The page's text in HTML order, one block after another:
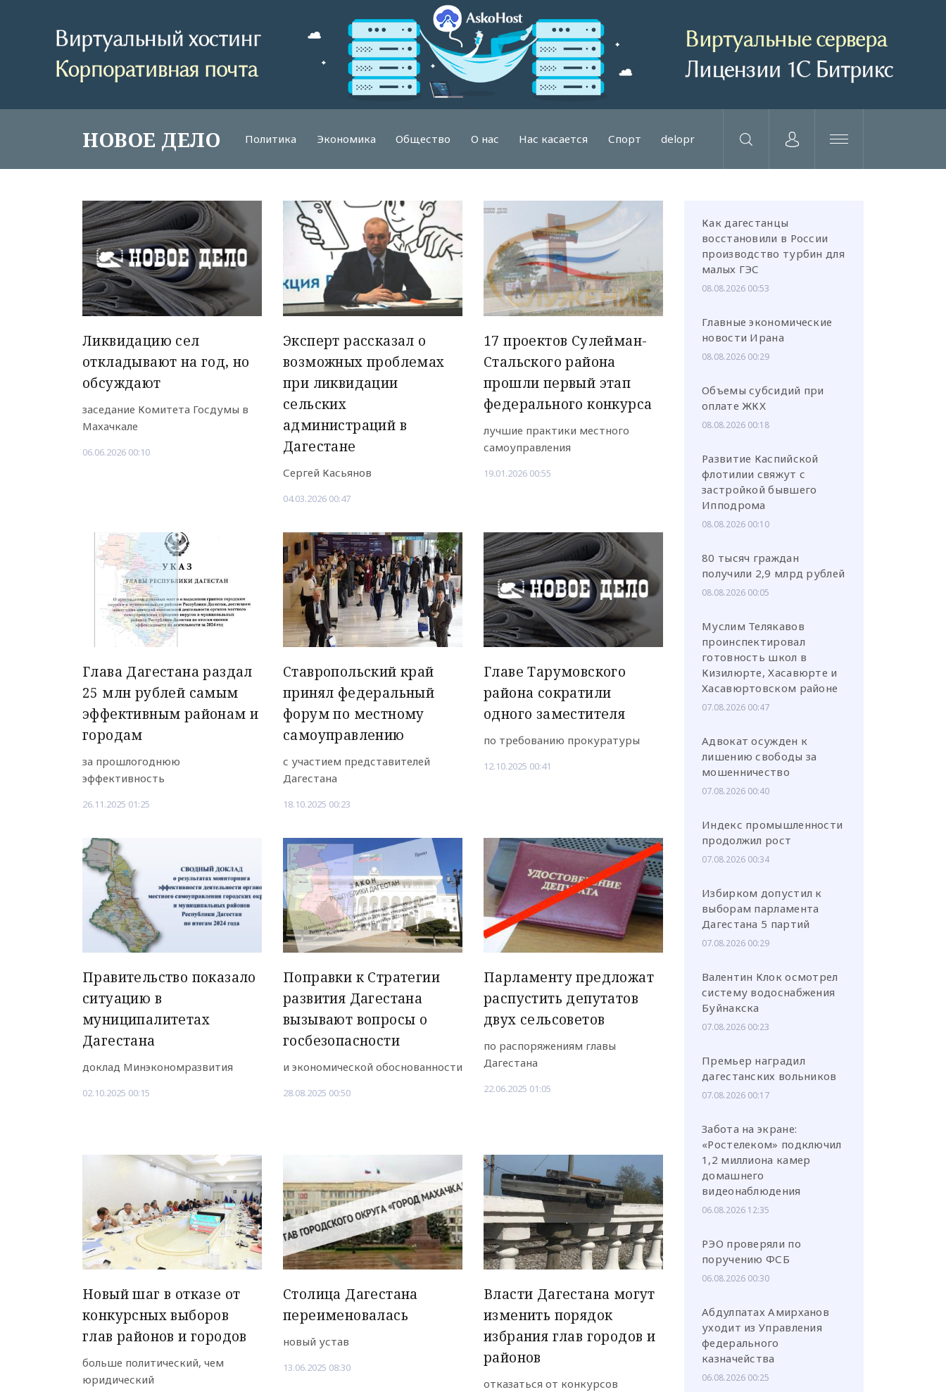
НОВОЕ ДЕЛО Политика Экономика Общество О нас Нас касается Спорт delopr
или через соц. сети
Ликвидацию сел
откладывают на год, но
обсуждают
заседание Комитета Госдумы в
Махачкале
06.06.2026 00:10
Эксперт рассказал о
возможных проблемах
при ликвидации
сельских
администраций в
Дагестане
Сергей Касьянов
04.03.2026 00:47
17 проектов Сулейман-
Стальского района
прошли первый этап
федерального конкурса
лучшие практики местного
самоуправления
19.01.2026 00:55
Глава Дагестана раздал
25 млн рублей самым
эффективным районам и
городам
за прошлогоднюю
эффективность
26.11.2025 01:25
Ставропольский край
принял федеральный
форум по местному
самоуправлению
с участием представителей
Дагестана
18.10.2025 00:23
Главе Тарумовского
района сократили
одного заместителя
по требованию прокуратуры
12.10.2025 00:41
Правительство показало
ситуацию в
муниципалитетах
Дагестана
доклад Минэкономразвития
02.10.2025 00:15
Поправки к Стратегии
развития Дагестана
вызывают вопросы о
госбезопасности
и экономической обоснованности
28.08.2025 00:50
Парламенту предложат
распустить депутатов
двух сельсоветов
по распоряжениям главы
Дагестана
22.06.2025 01:05
Новый шаг в отказе от
конкурсных выборов
глав районов и городов
больше политический, чем
юридический
Столица Дагестана
переименовалась
новый устав
13.06.2025 08:30
Власти Дагестана могут
изменить порядок
избрания глав городов и
районов
отказаться от конкурсов
Как дагестанцы
восстановили в России
производство турбин для
малых ГЭС
08.08.2026 00:53
Главные экономические
новости Ирана
08.08.2026 00:29
Объемы субсидий при
оплате ЖКХ
08.08.2026 00:18
Развитие Каспийской
флотилии свяжут с
застройкой бывшего
Ипподрома
08.08.2026 00:10
80 тысяч граждан
получили 2,9 млрд рублей
08.08.2026 00:05
Муслим Телякавов
проинспектировал
готовность школ в
Кизилюрте, Хасавюрте и
Хасавюртовском районе
07.08.2026 00:47
Адвокат осужден к
лишению свободы за
мошенничество
07.08.2026 00:40
Индекс промышленности
продолжил рост
07.08.2026 00:34
Избирком допустил к
выборам парламента
Дагестана 5 партий
07.08.2026 00:29
Валентин Клок осмотрел
систему водоснабжения
Буйнакска
07.08.2026 00:23
Премьер наградил
дагестанских вольников
07.08.2026 00:17
Забота на экране:
«Ростелеком» подключил
1,2 миллиона камер
домашнего
видеонаблюдения
06.08.2026 12:35
РЭО проверяли по
поручению ФСБ
06.08.2026 00:30
Абдулпатах Амирханов
уходит из Управления
федерального
казначейства
06.08.2026 00:25